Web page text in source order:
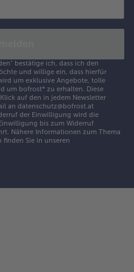
bestätige ich, dass ich den
und willige ein, dass hierfür
um exklusive Angebote, tolle
um bofrost* zu erhalten. Diese
auf den in jedem Newsletter
an datenschutz@bofrost.at
der Einwilligung wird die
bis zum Widerruf
Nähere Informationen zum Thema
finden Sie in unseren